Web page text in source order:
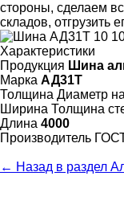
стороны, сделаем
складов, отгрузить
Характеристики
Продукция Шина
Марка АД31Т
Толщина Диаметр
Ширина Толщина
Длина 4000
Произво­дитель
← Назад в раздел